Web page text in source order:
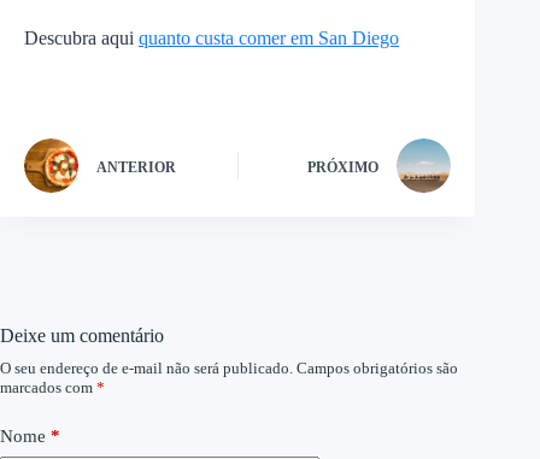
Descubra aqui quanto custa comer em San Diego
ANTERIOR PRÓXIMO
Deixe um comentário
O seu endereço de e-mail não será publicado. Campos obrigatórios são
marcados com *
Nome *